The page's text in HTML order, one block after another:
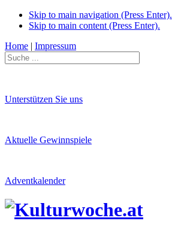
Skip to main navigation (Press Enter).
Skip to main content (Press Enter).
Home | Impressum
Unterstützen Sie uns
Aktuelle Gewinnspiele
Adventkalender